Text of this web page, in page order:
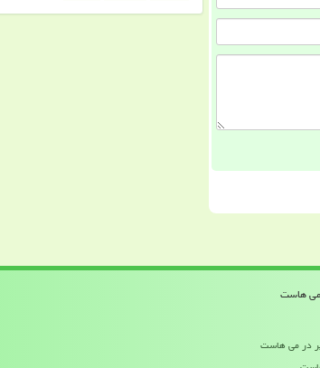
هاست
در می هاست